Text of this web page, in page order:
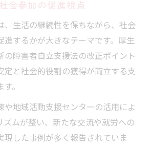
会参加の促進視点
、生活の継続性を保ちながら、社会
進するかが大きなテーマです。厚生
の障害者自立支援法の改正ポイント
定と社会的役割の獲得が両立する支
。
や地域活動支援センターの活用によ
ズムが整い、新たな交流や就労への
現した事例が多く報告されていま